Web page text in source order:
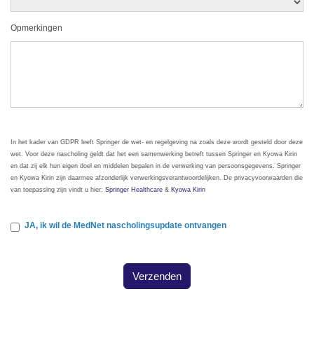
Opmerkingen
In het kader van GDPR leeft Springer de wet- en regelgeving na zoals deze wordt gesteld door deze
wet. Voor deze nascholing geldt dat het een samenwerking betreft tussen Springer en Kyowa Kirin
en dat zij elk hun eigen doel en middelen bepalen in de verwerking van persoonsgegevens. Springer
en Kyowa Kirin zijn daarmee afzonderlijk verwerkingsverantwoordelijken. De privacyvoorwaarden die
van toepassing zijn vindt u hier: Springer Healthcare & Kyowa Kirin
JA, ik wil de MedNet nascholingsupdate ontvangen
Verzenden